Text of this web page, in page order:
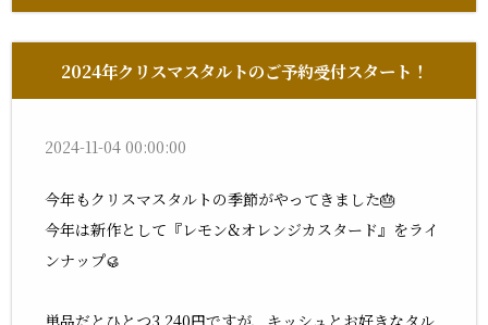
2024年クリスマスタルトのご予約受付スタート！
2024-11-04 00:00:00
今年もクリスマスタルトの季節がやってきました🎂️
今年は新作として『レモン&オレンジカスタード』をライ
ンナップ🥮️
単品だとひとつ3,240円ですが、キッシュとお好きなタル